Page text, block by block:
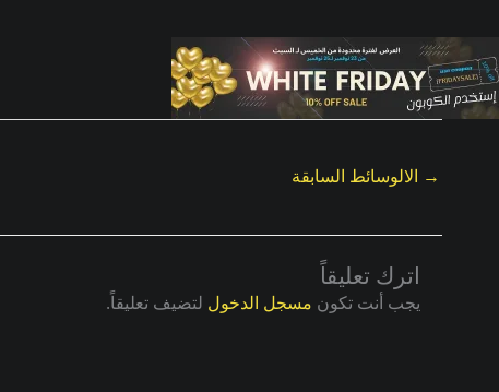
→ الالوسائط السابقة
اترك تعليقاً
يجب أنت تكون مسجل الدخول لتضيف تعليقاً.